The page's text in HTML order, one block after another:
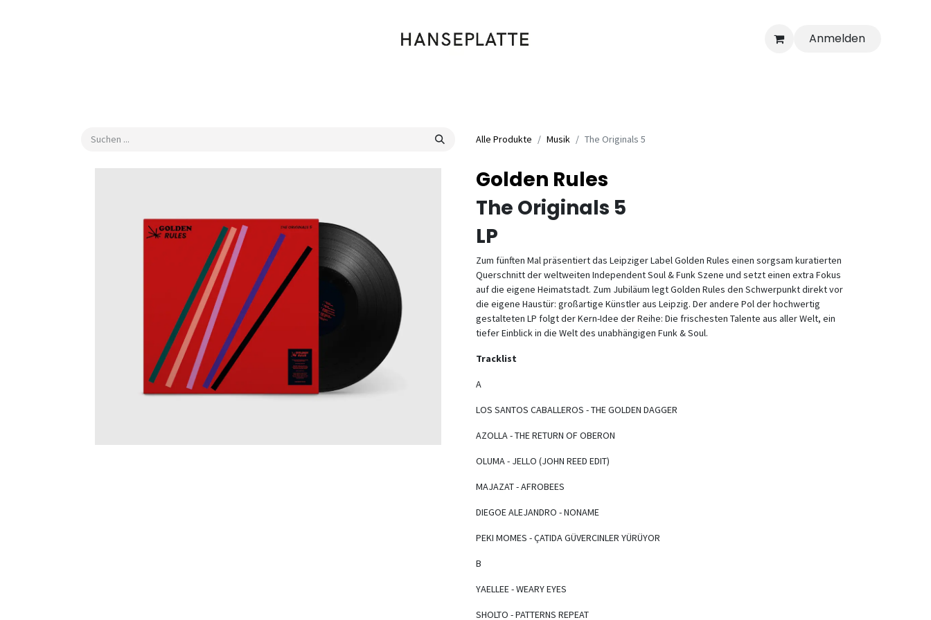
Anmelden
Alle Produkte Musik The Originals 5
Golden Rules
The Originals 5
LP
Zum fünften Mal präsentiert das Leipziger Label Golden Rules einen sorgsam kuratierten
Querschnitt der weltweiten Independent Soul & Funk Szene und setzt einen extra Fokus
auf die eigene Heimatstadt. Zum Jubiläum legt Golden Rules den Schwerpunkt direkt vor
die eigene Haustür: großartige Künstler aus Leipzig. Der andere Pol der hochwertig
gestalteten LP folgt der Kern-Idee der Reihe: Die frischesten Talente aus aller Welt, ein
tiefer Einblick in die Welt des unabhängigen Funk & Soul.
Tracklist
A
LOS SANTOS CABALLEROS - THE GOLDEN DAGGER
AZOLLA - THE RETURN OF OBERON
OLUMA - JELLO (JOHN REED EDIT)
MAJAZAT - AFROBEES
DIEGOE ALEJANDRO - NONAME
PEKI MOMES - ÇATIDA GÜVERCINLER YÜRÜYOR
B
YAELLEE - WEARY EYES
SHOLTO - PATTERNS REPEAT